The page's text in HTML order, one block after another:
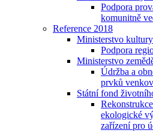
Podpora
komunitně
Reference 2018
Ministerstvo kultury
Podpora
Ministerstvo
Údržba a
prvků
Státní fond
ekologické
zařízení pro